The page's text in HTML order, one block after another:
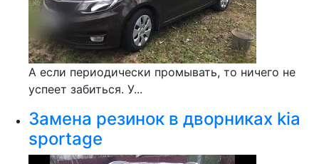
А если периодически промывать, то ничего не
успеет забиться. У...
Замена резинок в дворниках kia
sportage